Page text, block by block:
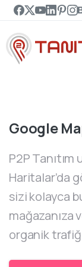
Google
P2P
Haritalar’da
sizi kolayca
mağazanıza
organik